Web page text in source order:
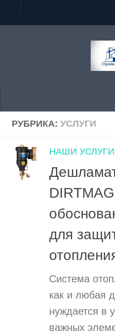
Перейти к
РУБРИКА: УСЛУГИ
НАШИ УСЛУГИ
для
Система
как и любая
нуждается в
важных